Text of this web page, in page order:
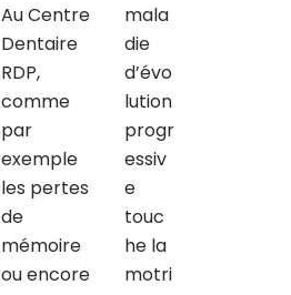
Au Centre
Dentaire
RDP,
comme
par
exemple
les pertes
de
mémoire
ou encore
mala
die
d’évo
lution
progr
essiv
e
touc
he la
motri